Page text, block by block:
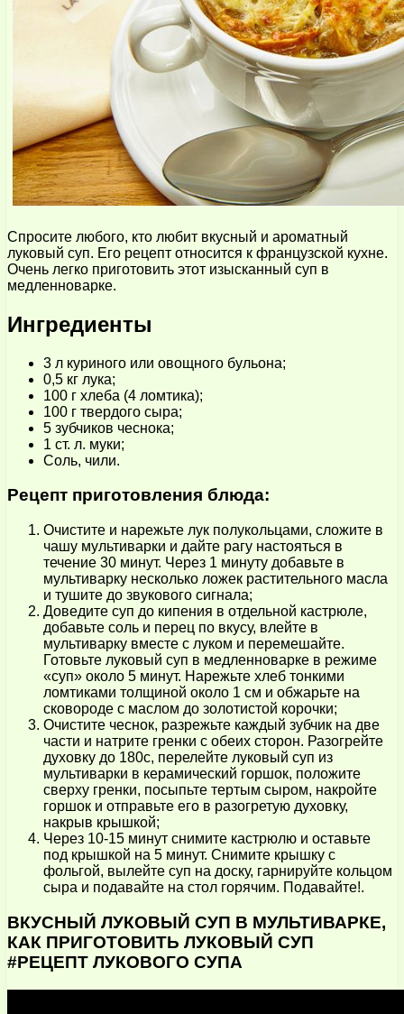
Спросите любого, кто любит вкусный и ароматный
луковый суп. Его рецепт относится к французской кухне.
Очень легко приготовить этот изысканный суп в
медленноварке.
Ингредиенты
3 л куриного или овощного бульона;
0,5 кг лука;
100 г хлеба (4 ломтика);
100 г твердого сыра;
5 зубчиков чеснока;
1 ст. л. муки;
Соль, чили.
Рецепт приготовления блюда:
Очистите и нарежьте лук полукольцами, сложите в
чашу мультиварки и дайте рагу настояться в
течение 30 минут. Через 1 минуту добавьте в
мультиварку несколько ложек растительного масла
и тушите до звукового сигнала;
Доведите суп до кипения в отдельной кастрюле,
добавьте соль и перец по вкусу, влейте в
мультиварку вместе с луком и перемешайте.
Готовьте луковый суп в медленноварке в режиме
«суп» около 5 минут. Нарежьте хлеб тонкими
ломтиками толщиной около 1 см и обжарьте на
сковороде с маслом до золотистой корочки;
Очистите чеснок, разрежьте каждый зубчик на две
части и натрите гренки с обеих сторон. Разогрейте
духовку до 180c, перелейте луковый суп из
мультиварки в керамический горшок, положите
сверху гренки, посыпьте тертым сыром, накройте
горшок и отправьте его в разогретую духовку,
накрыв крышкой;
Через 10-15 минут снимите кастрюлю и оставьте
под крышкой на 5 минут. Снимите крышку с
фольгой, вылейте суп на доску, гарнируйте кольцом
сыра и подавайте на стол горячим. Подавайте!.
ВКУСНЫЙ ЛУКОВЫЙ СУП В МУЛЬТИВАРКЕ,
КАК ПРИГОТОВИТЬ ЛУКОВЫЙ СУП
#РЕЦЕПТ ЛУКОВОГО СУПА